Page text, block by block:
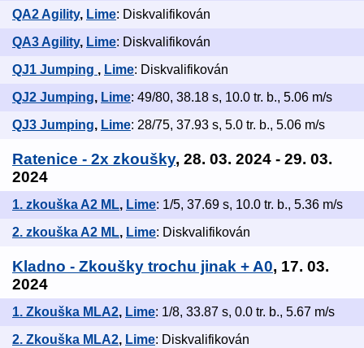
QA2 Agility, Lime: Diskvalifikován
QA3 Agility, Lime: Diskvalifikován
QJ1 Jumping , Lime: Diskvalifikován
QJ2 Jumping, Lime: 49/80, 38.18 s, 10.0 tr. b., 5.06 m/s
QJ3 Jumping, Lime: 28/75, 37.93 s, 5.0 tr. b., 5.06 m/s
Ratenice - 2x zkoušky, 28. 03. 2024 - 29. 03.
2024
1. zkouška A2 ML, Lime: 1/5, 37.69 s, 10.0 tr. b., 5.36 m/s
2. zkouška A2 ML, Lime: Diskvalifikován
Kladno - Zkoušky trochu jinak + A0, 17. 03.
2024
1. Zkouška MLA2, Lime: 1/8, 33.87 s, 0.0 tr. b., 5.67 m/s
2. Zkouška MLA2, Lime: Diskvalifikován